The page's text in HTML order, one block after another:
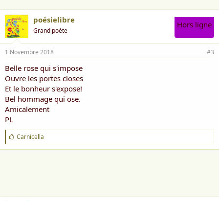
poésielibre
Grand poète
Hors ligne
1 Novembre 2018 #3
Belle rose qui s'impose
Ouvre les portes closes
Et le bonheur s'expose!
Bel hommage qui ose.
Amicalement
PL
J
'
a
Carnicella